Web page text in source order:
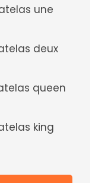
une
deux
queen
king